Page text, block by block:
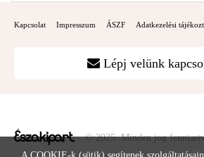
Kapcsolat Impresszum ÁSZF Adatkezelési
Lépj velünk
© 2025. Minden jog